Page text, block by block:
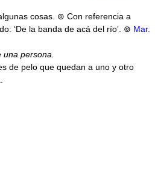
cosas. ⊚ Con referencia a
‘De la banda de acá del río’. ⊚ Mar.
una persona.
de pelo que quedan a uno y otro